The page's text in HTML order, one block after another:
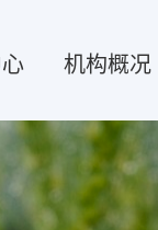
机构概况